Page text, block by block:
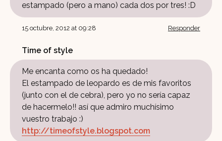
estampado (pero a mano) cada dos por tres! :D
15 octubre, 2012 at 09:28 Responder
Time of style
Me encanta como os ha quedado!
El estampado de leopardo es de mis favoritos
(junto con el de cebra), pero yo no sería capaz
de hacermelo!! así que admiro muchísimo
vuestro trabajo :)
http://timeofstyle.blogspot.com